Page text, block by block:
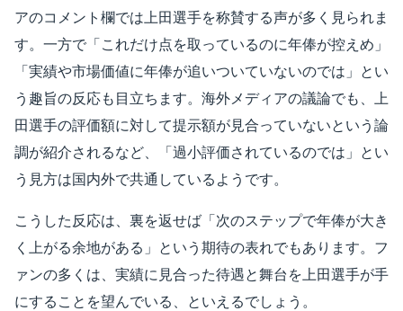
アのコメント欄では上田選手を称賛する声が多く見られま
す。一方で「これだけ点を取っているのに年俸が控えめ」
「実績や市場価値に年俸が追いついていないのでは」とい
う趣旨の反応も目立ちます。海外メディアの議論でも、上
田選手の評価額に対して提示額が見合っていないという論
調が紹介されるなど、「過小評価されているのでは」とい
う見方は国内外で共通しているようです。
こうした反応は、裏を返せば「次のステップで年俸が大き
く上がる余地がある」という期待の表れでもあります。フ
ァンの多くは、実績に見合った待遇と舞台を上田選手が手
にすることを望んでいる、といえるでしょう。